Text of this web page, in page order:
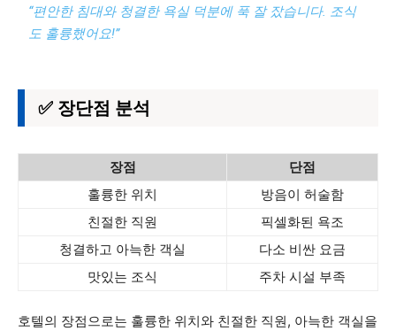
“편안한 침대와 청결한 욕실 덕분에 푹 잘 잤습니다. 조식
도 훌륭했어요!”
✅ 장단점 분석
장점
단점
훌륭한 위치
방음이 허술함
친절한 직원
픽셀화된 욕조
청결하고 아늑한 객실
다소 비싼 요금
맛있는 조식
주차 시설 부족
호텔의 장점으로는 훌륭한 위치와 친절한 직원, 아늑한 객실을